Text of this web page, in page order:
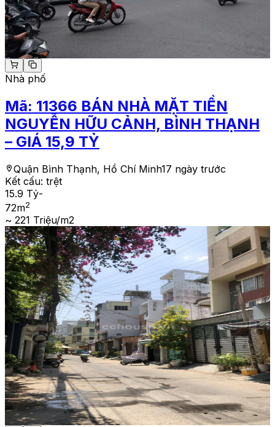
Nhà phố
Mã: 11366 BÁN NHÀ MẶT TIỀN
NGUYỄN HỮU CẢNH, BÌNH THẠNH
– GIÁ 15,9 TỶ
Quận Bình Thạnh, Hồ Chí Minh17 ngày trước
Kết cấu: trệt
15.9 Tỷ-
72m2
~ 221 Triệu/m2